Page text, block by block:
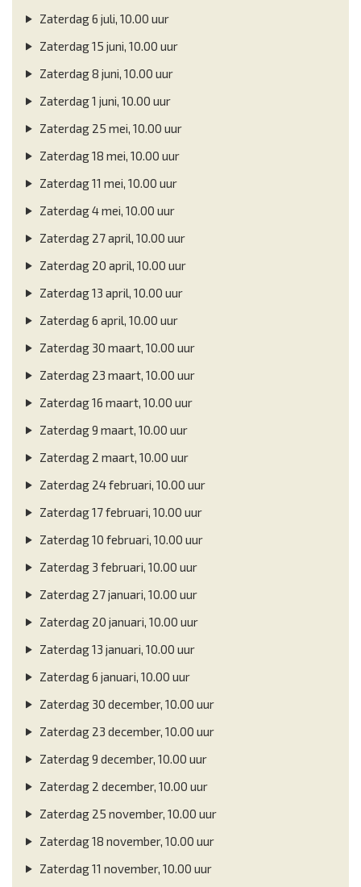
Zaterdag 6 juli, 10.00 uur
Zaterdag 15 juni, 10.00 uur
Zaterdag 8 juni, 10.00 uur
Zaterdag 1 juni, 10.00 uur
Zaterdag 25 mei, 10.00 uur
Zaterdag 18 mei, 10.00 uur
Zaterdag 11 mei, 10.00 uur
Zaterdag 4 mei, 10.00 uur
Zaterdag 27 april, 10.00 uur
Zaterdag 20 april, 10.00 uur
Zaterdag 13 april, 10.00 uur
Zaterdag 6 april, 10.00 uur
Zaterdag 30 maart, 10.00 uur
Zaterdag 23 maart, 10.00 uur
Zaterdag 16 maart, 10.00 uur
Zaterdag 9 maart, 10.00 uur
Zaterdag 2 maart, 10.00 uur
Zaterdag 24 februari, 10.00 uur
Zaterdag 17 februari, 10.00 uur
Zaterdag 10 februari, 10.00 uur
Zaterdag 3 februari, 10.00 uur
Zaterdag 27 januari, 10.00 uur
Zaterdag 20 januari, 10.00 uur
Zaterdag 13 januari, 10.00 uur
Zaterdag 6 januari, 10.00 uur
Zaterdag 30 december, 10.00 uur
Zaterdag 23 december, 10.00 uur
Zaterdag 9 december, 10.00 uur
Zaterdag 2 december, 10.00 uur
Zaterdag 25 november, 10.00 uur
Zaterdag 18 november, 10.00 uur
Zaterdag 11 november, 10.00 uur